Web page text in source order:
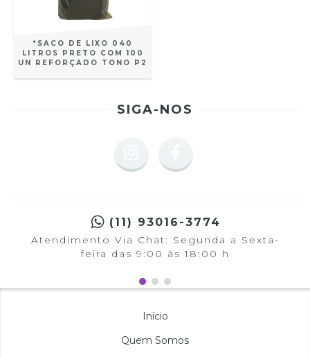
*SACO DE LIXO 040
LITROS PRETO COM 100
UN REFORÇADO TONO P2
SIGA-NOS
(11) 93016-3774
Atendimento Via Chat: Segunda a Sexta-
feira das 9:00 às 18:00 h
Início
Quem Somos